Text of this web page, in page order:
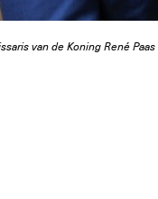
van de Koning René Paas